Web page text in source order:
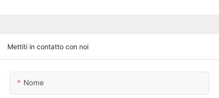
Mettiti in contatto con noi
Nome